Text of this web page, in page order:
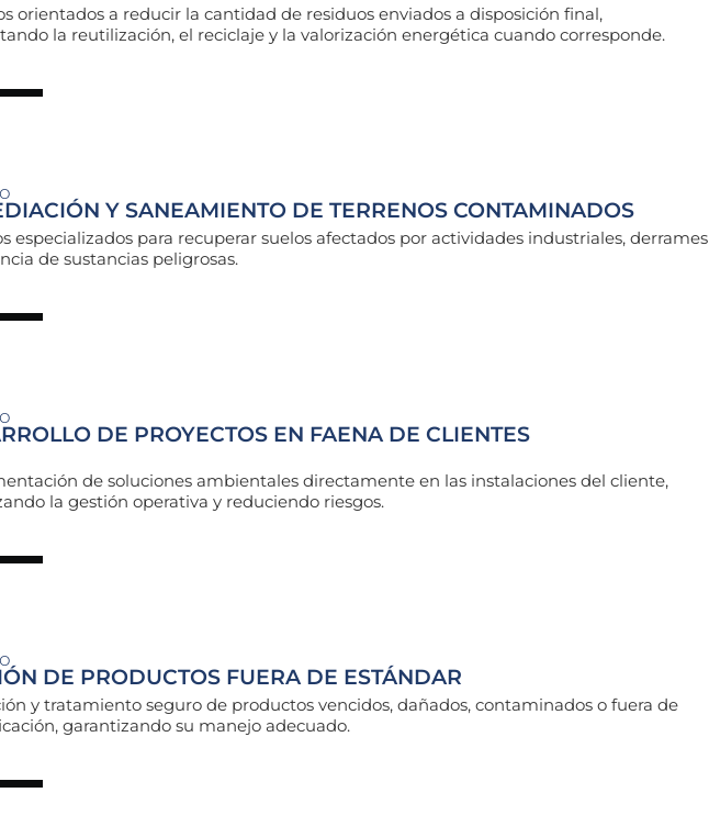
orientados a reducir la cantidad de residuos enviados a disposición final,
la reutilización, el reciclaje y la valorización energética cuando corresponde.
Y SANEAMIENTO DE TERRENOS CONTAMINADOS
especializados para recuperar suelos afectados por actividades industriales, derrames
de sustancias peligrosas.
DE PROYECTOS EN FAENA DE CLIENTES
de soluciones ambientales directamente en las instalaciones del cliente,
la gestión operativa y reduciendo riesgos.
DE PRODUCTOS FUERA DE ESTÁNDAR
y tratamiento seguro de productos vencidos, dañados, contaminados o fuera de
garantizando su manejo adecuado.